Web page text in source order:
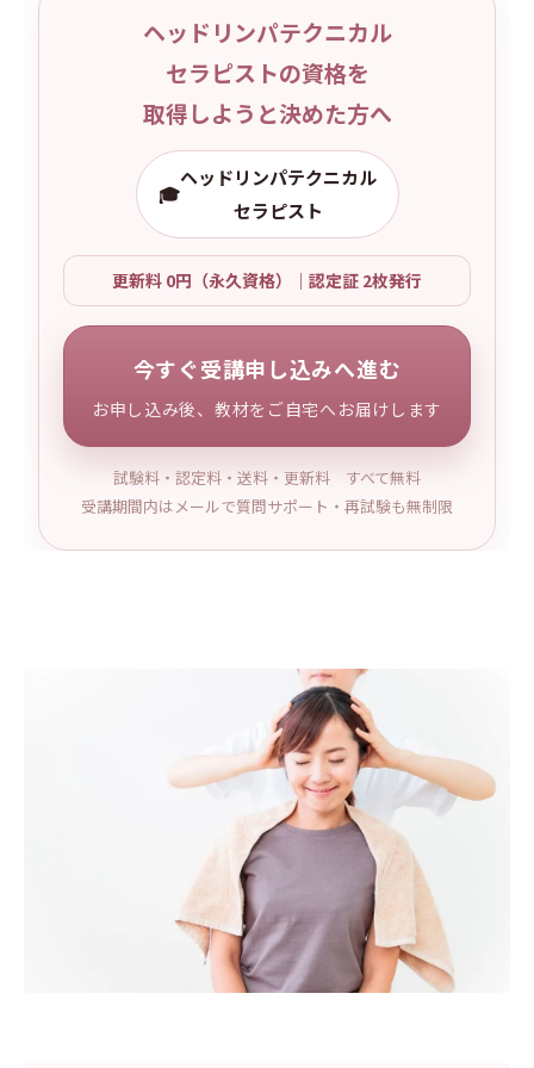
ヘッドリンパテクニカル
セラピストの資格を
取得しようと決めた方へ
🎓
ヘッドリンパテクニカル
セラピスト
更新料 0円（永久資格）｜認定証 2枚発行
今すぐ受講申し込みへ進む
お申し込み後、教材をご自宅へお届けします
試験料・認定料・送料・更新料 すべて無料
受講期間内はメールで質問サポート・再試験も無制限